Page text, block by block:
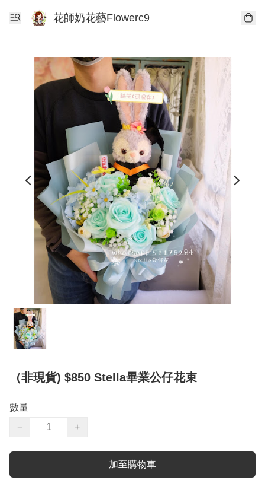
花師奶花藝Flowerc9
（非現貨) $850 Stella畢業公仔花束
數量
−
+
加至購物車